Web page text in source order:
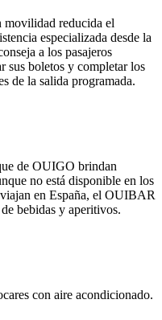
reducida el
especializada desde la
a los pasajeros
sus boletos y completar los
de la salida programada.
de OUIGO brindan
no está disponible en los
en España, el OUIBAR
bebidas y aperitivos.
con aire acondicionado.